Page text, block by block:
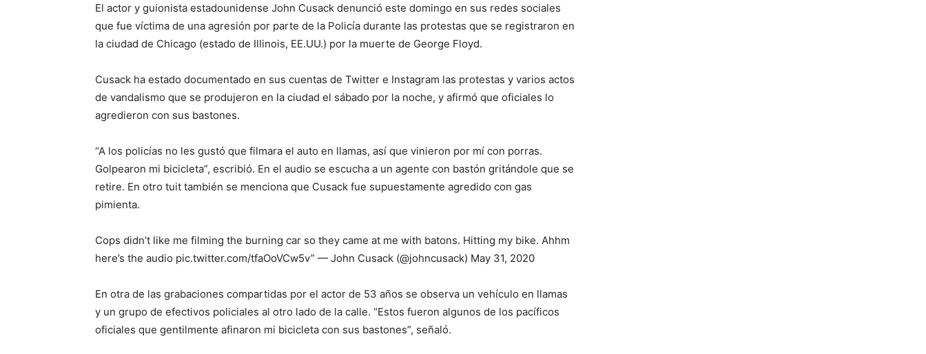
El actor y guionista estadounidense John Cusack denunció este domingo en sus redes sociales
que fue víctima de una agresión por parte de la Policía durante las protestas que se registraron en
la ciudad de Chicago (estado de Illinois, EE.UU.) por la muerte de George Floyd.
Cusack ha estado documentado en sus cuentas de Twitter e Instagram las protestas y varios actos
de vandalismo que se produjeron en la ciudad el sábado por la noche, y afirmó que oficiales lo
agredieron con sus bastones.
“A los policías no les gustó que filmara el auto en llamas, así que vinieron por mí con porras.
Golpearon mi bicicleta”, escribió. En el audio se escucha a un agente con bastón gritándole que se
retire. En otro tuit también se menciona que Cusack fue supuestamente agredido con gas
pimienta.
Cops didn’t like me filming the burning car so they came at me with batons. Hitting my bike. Ahhm
here’s the audio pic.twitter.com/tfaOoVCw5v” — John Cusack (@johncusack) May 31, 2020
En otra de las grabaciones compartidas por el actor de 53 años se observa un vehículo en llamas
y un grupo de efectivos policiales al otro lado de la calle. “Estos fueron algunos de los pacíficos
oficiales que gentilmente afinaron mi bicicleta con sus bastones”, señaló.